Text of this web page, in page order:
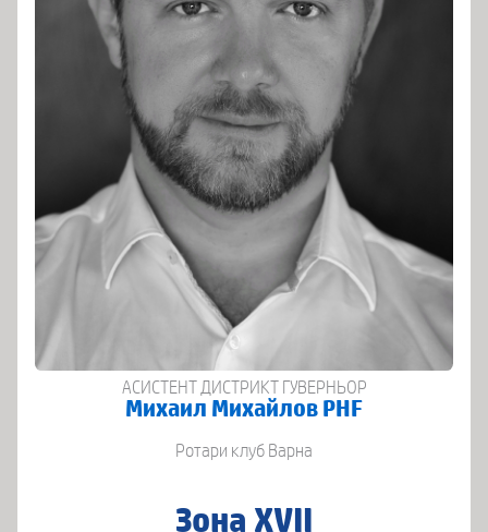
АСИСТЕНТ ДИСТРИКТ ГУВЕРНЬОР
Михаил Михайлов PHF
Ротари клуб Варна
Зона XVII